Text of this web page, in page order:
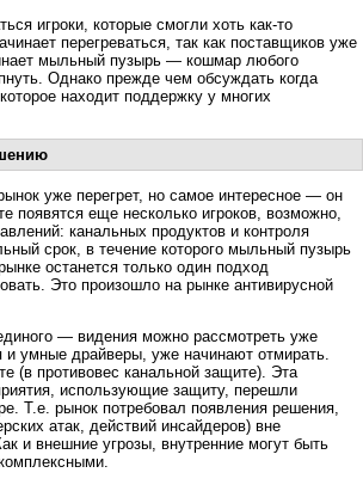
игроки, которые смогли хоть как-то
перегреваться, так как поставщиков уже
мыльный пузырь — кошмар любого
Однако прежде чем обсуждать когда
находит поддержку у многих
уже перегрет, но самое интересное — он
появятся еще несколько игроков, возможно,
канальных продуктов и контроля
срок, в течение которого мыльный пузырь
останется только один подход
Это произошло на рынке антивирусной
— видения можно рассмотреть уже
умные драйверы, уже начинают отмирать.
(в противовес канальной защите). Эта
использующие защиту, перешли
Т.е. рынок потребовал появления решения,
атак, действий инсайдеров) вне
и внешние угрозы, внутренние могут быть